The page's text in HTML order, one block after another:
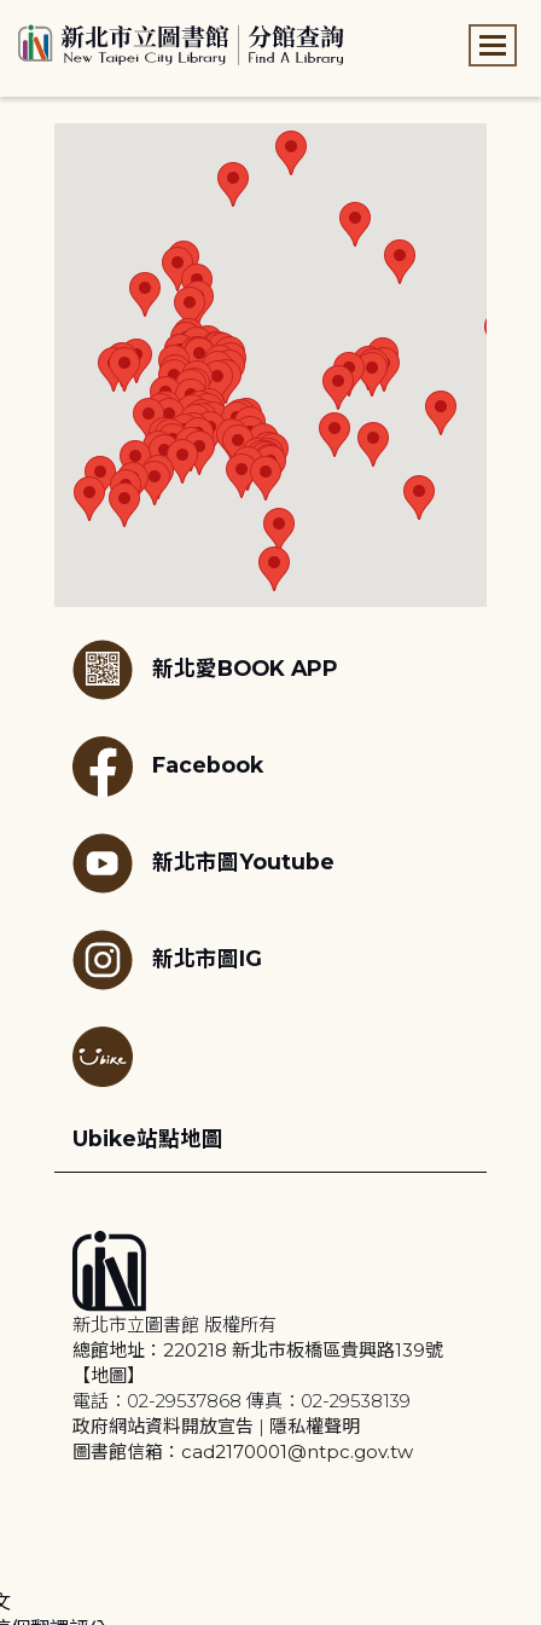
新北愛BOOK APP
Facebook
新北市圖Youtube
新北市圖IG
Ubike站點地圖
新北市立圖書館 版權所有
總館地址：220218 新北市板橋區貴興路139號
【地圖】
電話：02-29537868 傳真：02-29538139
政府網站資料開放宣告 | 隱私權聲明
圖書館信箱：cad2170001@ntpc.gov.tw